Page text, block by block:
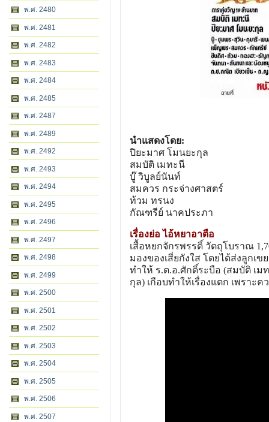
พ.ศ. 2480
พ.ศ. 2481
พ.ศ. 2482
พ.ศ. 2483
พ.ศ. 2484
พ.ศ. 2485
พ.ศ. 2487
พ.ศ. 2489
พ.ศ. 2492
พ.ศ. 2493
พ.ศ. 2494
พ.ศ. 2495
พ.ศ. 2496
พ.ศ. 2497
พ.ศ. 2498
พ.ศ. 2499
พ.ศ. 2500
พ.ศ. 2501
พ.ศ. 2502
พ.ศ. 2503
พ.ศ. 2504
พ.ศ. 2505
พ.ศ. 2506
พ.ศ. 2507
นำแสดงโดย:
ปิยะมาศ โมนยะกุล
สมบัติ เมทะนี
บู๊ วิบูลย์นันท์
สมควร กระจ่างศาสตร์
ท้วม ทรนง
กัณฑรีย์ นาคประภา
เรื่องย่อ ไอ้หยาอาตือ
เสื้อหยกจักรพรรดิ์ วัตถุโบราณ
มองของเสี่ยกังใส โดยได้ส่งลูก
ทำให้ ร.ต.อ.ศักดิ์ระบือ (สมบัติ เ
กุล) เกือบทำให้เรื่องแตก เพรา